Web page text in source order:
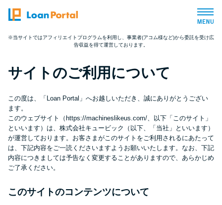
トップページ
おすすめコンテンツ
総合人気ランキング
とにかくすぐ借りたい方向け
審査が不安な方向け
※当サイトではアフィリエイトプログラムを利用し、事業者(アコム様など)から委託を受け広
告収益を得て運営しております。
サイトのご利用について
この度は、「Loan Portal」へお越しいただき、誠にありがとうござい
ます。
このウェブサイト（https://machineslikeus.com/、以下「このサイト」
といいます）は、株式会社キュービック（以下、「当社」といいます）
が運営しております。お客さまがこのサイトをご利用されるにあたって
は、下記内容をご一読くださいますようお願いいたします。なお、下記
内容につきましては予告なく変更することがありますので、あらかじめ
ご了承ください。
このサイトのコンテンツについて